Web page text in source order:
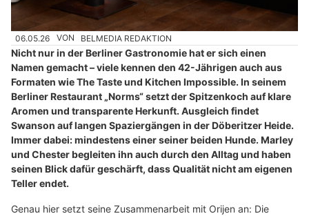
06.05.26 VON BELMEDIA REDAKTION
Nicht nur in der Berliner Gastronomie hat er sich einen
Namen gemacht – viele kennen den 42-Jährigen auch aus
Formaten wie The Taste und Kitchen Impossible. In seinem
Berliner Restaurant „Norms“ setzt der Spitzenkoch auf klare
Aromen und transparente Herkunft. Ausgleich findet
Swanson auf langen Spaziergängen in der Döberitzer Heide.
Immer dabei: mindestens einer seiner beiden Hunde. Marley
und Chester begleiten ihn auch durch den Alltag und haben
seinen Blick dafür geschärft, dass Qualität nicht am eigenen
Teller endet.
Genau hier setzt seine Zusammenarbeit mit Orijen an: Die